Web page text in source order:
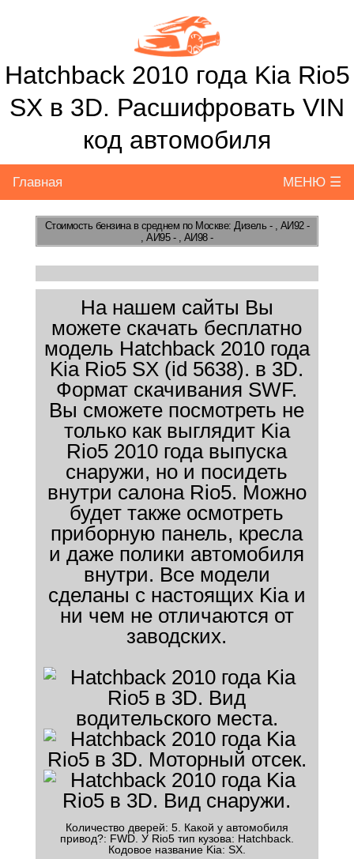
Hatchback 2010 года Kia Rio5
SX в 3D. Расшифровать VIN
код автомобиля
Главная МЕНЮ ☰
Стоимость бензинав среднем по Москве: Дизель - , АИ92 -
, АИ95 - , АИ98 -
На нашем сайты Вы
можете скачать бесплатно
модель Hatchback 2010 года
Kia Rio5 SX (id 5638). в 3D.
Формат скачивания SWF.
Вы сможете посмотреть не
только как выглядит Kia
Rio5 2010 года выпуска
снаружи, но и посидеть
внутри салона Rio5. Можно
будет также осмотреть
приборную панель, кресла
и даже полики автомобиля
внутри. Все модели
сделаны с настоящих Kia и
ни чем не отличаются от
заводских.
Количество дверей: 5. Какой у автомобиля
привод?: FWD. У Rio5 тип кузова: Hatchback.
Кодовое название Kia: SX.